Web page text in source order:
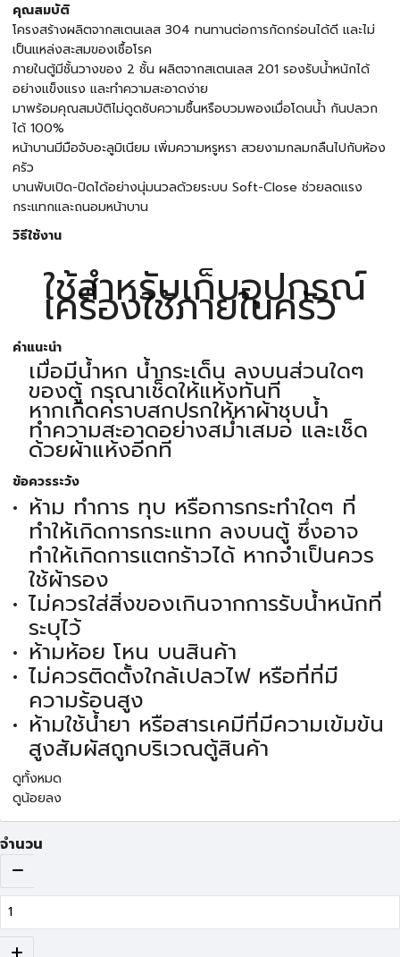
คุณสมบัติ
โครงสร้างผลิตจากสเตนเลส 304 ทนทานต่อการกัดกร่อนได้ดี และไม่
เป็นแหล่งสะสมของเชื้อโรค
ภายในตู้มีชั้นวางของ 2 ชั้น ผลิตจากสเตนเลส 201 รองรับน้ำหนักได้
อย่างแข็งแรง และทำความสะอาดง่าย
มาพร้อมคุณสมบัติไม่ดูดซับความชื้นหรือบวมพองเมื่อโดนน้ำ กันปลวก
ได้ 100%
หน้าบานมีมือจับอะลูมิเนียม เพิ่มความหรูหรา สวยงามกลมกลืนไปกับห้อง
ครัว
บานพับเปิด-ปิดได้อย่างนุ่มนวลด้วยระบบ Soft-Close ช่วยลดแรง
กระแทกและถนอมหน้าบาน
วิธีใช้งาน
ใช้สำหรับเก็บอุปกรณ์
เครื่องใช้ภายในครัว
คำแนะนำ
เมื่อมีน้ำหก น้ำกระเด็น ลงบนส่วนใดๆ
ของตู้ กรุณาเช็ดให้แห้งทันที
หากเกิดคราบสกปรกให้หาผ้าชุบน้ำ
ทำความสะอาดอย่างสม่ำเสมอ และเช็ด
ด้วยผ้าแห้งอีกที
ข้อควรระวัง
ห้าม ทำการ ทุบ หรือการกระทำใดๆ ที่
ทำให้เกิดการกระแทก ลงบนตู้ ซึ่งอาจ
ทำให้เกิดการแตกร้าวได้ หากจำเป็นควร
ใช้ผ้ารอง
ไม่ควรใส่สิ่งของเกินจากการรับน้ำหนักที่
ระบุไว้
ห้ามห้อย โหน บนสินค้า
ไม่ควรติดตั้งใกล้เปลวไฟ หรือที่ที่มี
ความร้อนสูง
ห้ามใช้น้ำยา หรือสารเคมีที่มีความเข้มข้น
สูงสัมผัสถูกบริเวณตู้สินค้า
ดูทั้งหมด
ดูน้อยลง
จำนวน